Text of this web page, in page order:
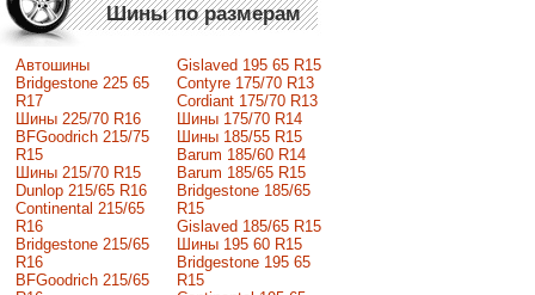
Шины по размерам
Автошины
Bridgestone 225 65
R17
Шины 225/70 R16
BFGoodrich 215/75
R15
Шины 215/70 R15
Dunlop 215/65 R16
Continental 215/65
R16
Bridgestone 215/65
R16
BFGoodrich 215/65
Gislaved 195 65 R15
Contyre 175/70 R13
Cordiant 175/70 R13
Шины 175/70 R14
Шины 185/55 R15
Barum 185/60 R14
Barum 185/65 R15
Bridgestone 185/65
R15
Gislaved 185/65 R15
Шины 195 60 R15
Bridgestone 195 65
R15